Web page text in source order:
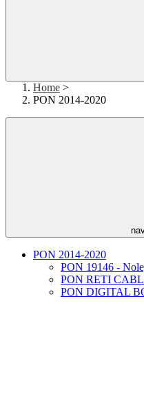
Home >
PON 2014-2020
PON 2014-2020
PON 19146 -
PON RETI
PON DIGITAL